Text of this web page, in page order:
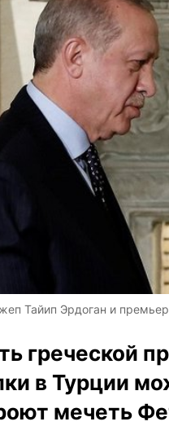
Тайип Эрдоган и
греческой
в Турции
мечеть